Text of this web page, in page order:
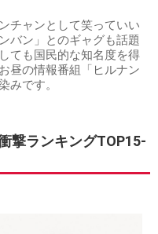
チャンとして笑っていい
バン」とのギャグも話題
ても国民的な知名度を得
昼の情報番組「ヒルナン
みです。
撃ランキングTOP15-